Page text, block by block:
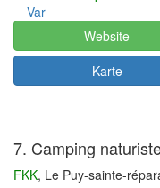
Var
Website
Karte
7. Camping
FKK, Le Puy-sainte-